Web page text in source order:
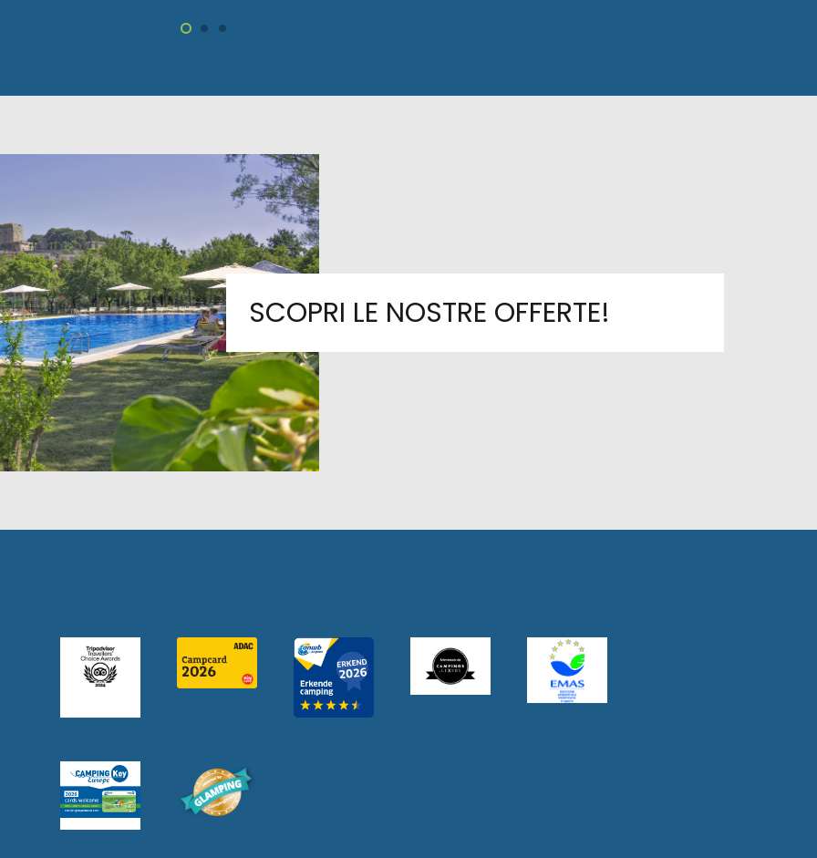
SCOPRI LE NOSTRE OFFERTE!